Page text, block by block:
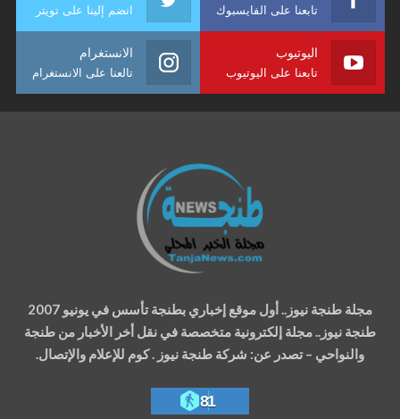
تابعنا على الفايسبوك انضم إلينا على تويتر
اليوتيوب
تابعنا على اليوتيوب
الانستغرام
تالعنا على الانستغرام
مجلة طنجة نيوز.. أول موقع إخباري بطنجة تأسس في يونيو 2007
طنجة نيوز.. مجلة إلكترونية متخصصة في نقل أخر الأخبار من طنجة
والنواحي – تصدر عن: شركة طنجة نيوز . كوم للإعلام والإتصال.
81